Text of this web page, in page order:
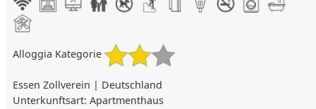
Alloggia Kategorie
Essen Zollverein | Deutschland
Unterkunftsart: Apartmenthaus